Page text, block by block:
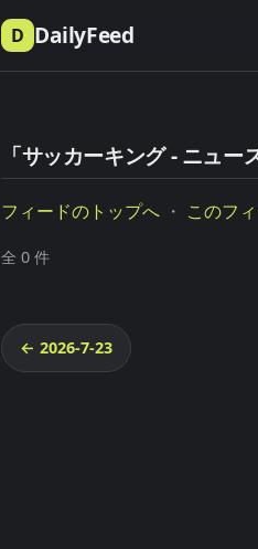
D DailyFeed
「サッカーキング - ニュ
フィードのトップへ ・ このフ
全 0 件
← 2026-7-23